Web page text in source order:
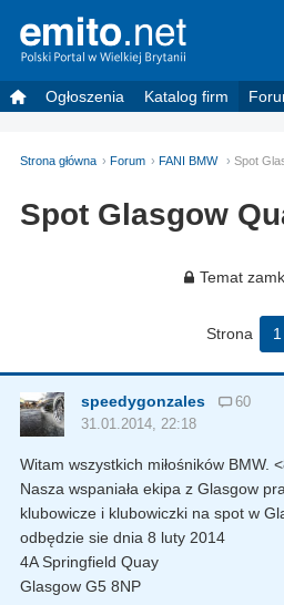
Ogłoszenia Katalog firm
Strona główna Forum FANI BMW Spot
Spot Glasgow
Temat
Strona 1
speedygonzales
60
31.01.2014, 22:18
Witam wszystkich miłośników BMW.
Nasza wspaniała ekipa z Glasgow
klubowicze i klubowiczki na spot w
odbędzie sie dnia 8 luty 2014
4A Springfield Quay
Glasgow G5 8NP